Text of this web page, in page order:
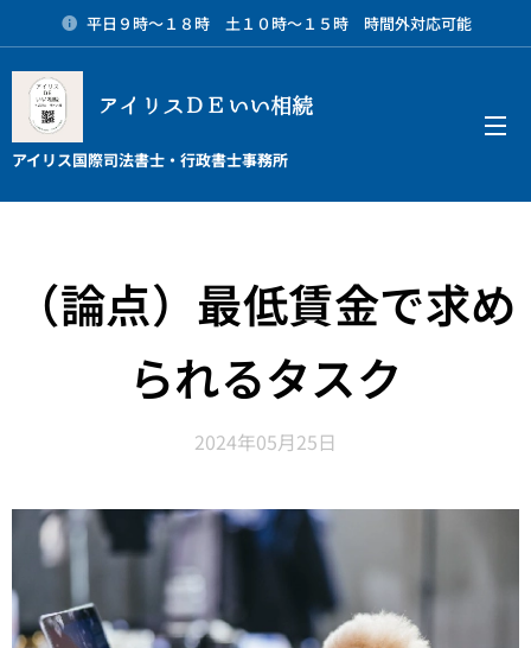
平日９時～１８時 土１０時～１５時 時間外対応可能
アイリスＤＥいい相続
アイリス国際司法書士・行政書士事務所
（論点）最低賃金で求め
られるタスク
2024年05月25日